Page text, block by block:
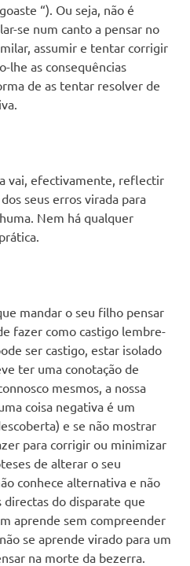
“). Ou seja, não é
se num canto a pensar no
assumir e tentar corrigir
lhe as consequências
de as tentar resolver de
vai, efectivamente, reflectir
seus erros virada para
Nem há qualquer
mandar o seu filho pensar
fazer como castigo lembre-
ser castigo, estar isolado
ter uma conotação de
mesmos, a nossa
coisa negativa é um
e se não mostrar
para corrigir ou minimizar
de alterar o seu
conhece alternativa e não
directas do disparate que
aprende sem compreender
se aprende virado para um
na morte da bezerra.